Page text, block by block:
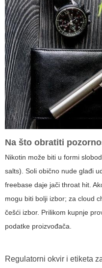
Na što obratiti
Nikotin može biti u formi
salts). Soli obično nude glađi
freebase daje jači throat hit.
mogu biti bolji izbor; za cloud
češći izbor. Prilikom kupnje
podatke proizvođača.
Regulatorni okvir i etiketa